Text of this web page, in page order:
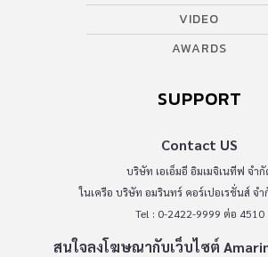
VIDEO
AWARDS
SUPPORT
Contact US
บริษัท เอเอ็มอี อิมเมจิเนทีฟ จำกั
ในเครือ บริษัท อมรินทร์ คอร์เปอเรชั่นส์ จ
Tel : 0-2422-9999 ต่อ 4510
สนใจลงโฆษณากับเว็บไซต์